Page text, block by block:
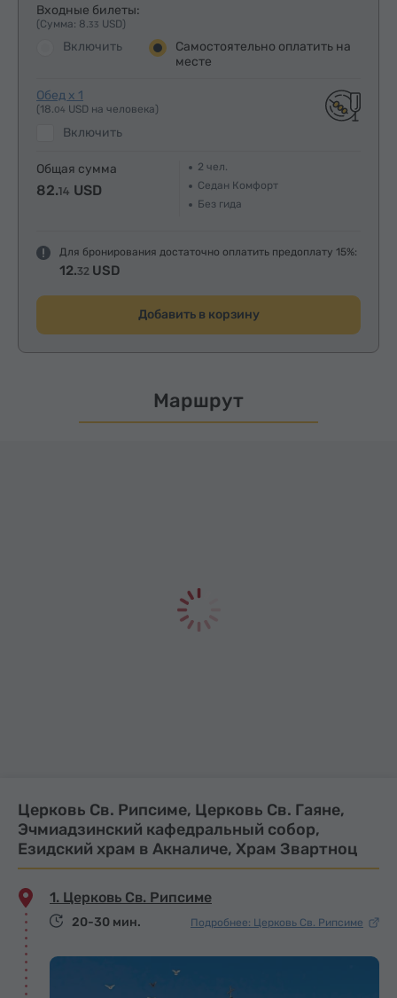
Входные билеты:
(Сумма: 8.33 USD)
Включить
Самостоятельно оплатить на
месте
Обед x 1
(18.04 USD на человека)
Включить
Общая сумма
82.14 USD
2 чел.
Седан Комфорт
Без гида
Для бронирования достаточно оплатить предоплату 15%:
12.32 USD
Добавить в корзину
Маршрут
Церковь Св. Рипсиме, Церковь Св. Гаяне,
Эчмиадзинский кафедральный собор,
Езидский храм в Акналиче, Храм Звартноц
1. Церковь Св. Рипсиме
20-30 мин. Подробнее: Церковь Св. Рипсиме